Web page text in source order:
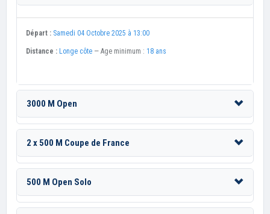
Départ : Samedi 04 Octobre 2025 à 13:00
Distance : Longe côte — Age minimum : 18 ans
3000 M Open
2 x 500 M Coupe de France
500 M Open Solo